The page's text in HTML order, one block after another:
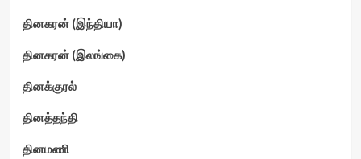
தினகரன் (இந்தியா)
தினகரன் (இலங்கை)
தினக்குரல்
தினத்தந்தி
தினமணி